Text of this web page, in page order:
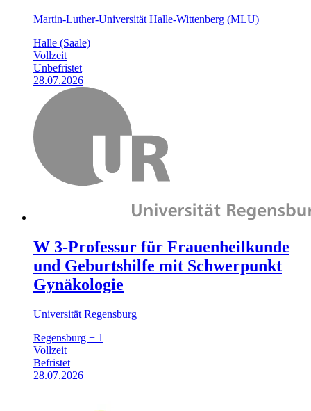
Martin-Luther-Universität Halle-Wittenberg (MLU)
Halle (Saale)
Vollzeit
Unbefristet
28.07.2026
W 3-Professur für Frauenheilkunde
und Geburtshilfe mit Schwerpunkt
Gynäkologie
Universität Regensburg
Regensburg + 1
Vollzeit
Befristet
28.07.2026